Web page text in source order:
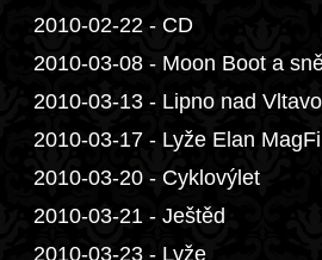
2010-02-22 - CD
2010-03-08 - Moon Boot a
2010-03-13 - Lipno nad
2010-03-17 - Lyže Elan
2010-03-20 - Cyklovýlet
2010-03-21 - Ještěd
2010-03-23 - Lyže